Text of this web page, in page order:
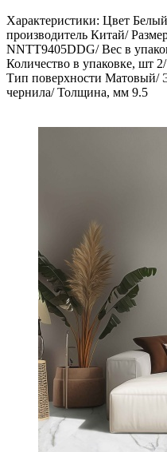
Характеристики: Цвет
производитель Китай/
NNTT9405DDG/ Вес в
Количество в упаковке, шт
Тип поверхности Матовый/
чернила/ Толщина, мм 9.5